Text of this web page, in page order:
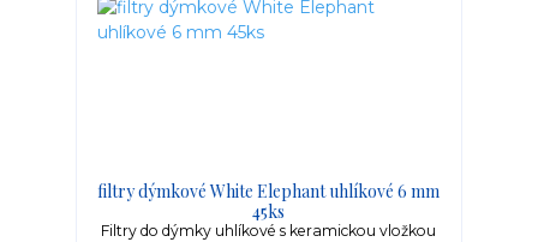
filtry dýmkové White Elephant uhlíkové 6 mm
45ks
Filtry do dýmky uhlíkové s keramickou vložkou